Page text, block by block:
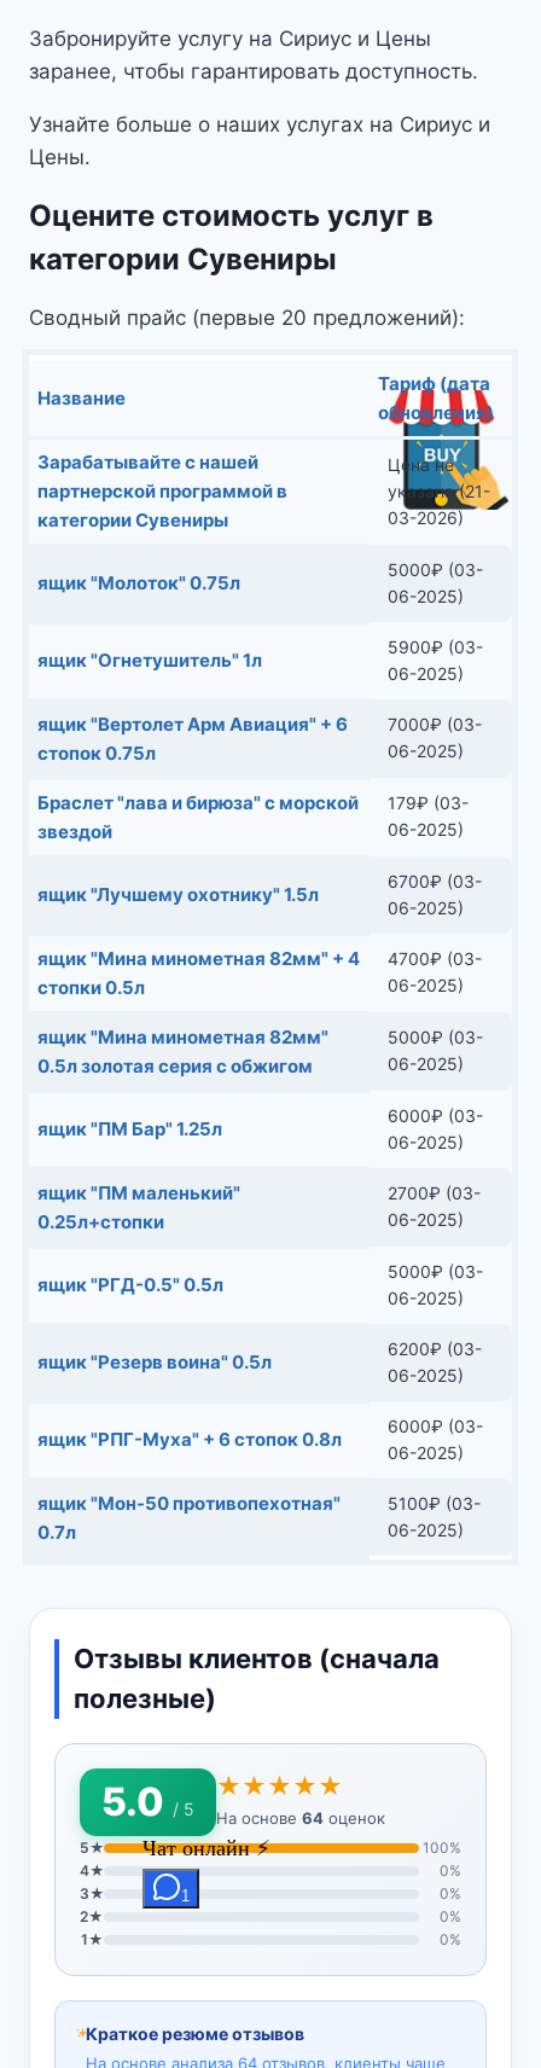
Забронируйте услугу на Сириус и Цены
заранее, чтобы гарантировать доступность.
Узнайте больше о наших услугах на Сириус и
Цены.
Оцените стоимость услуг в
категории Сувениры
Сводный прайс (первые 20 предложений):
Название
Тариф (дата
обновления)
Зарабатывайте с нашей
партнерской программой в
категории Сувениры
Цена не
указана (21-
03-2026)
ящик "Молоток" 0.75л
5000₽ (03-
06-2025)
ящик "Огнетушитель" 1л
5900₽ (03-
06-2025)
ящик "Вертолет Арм Авиация" + 6
стопок 0.75л
7000₽ (03-
06-2025)
Браслет "лава и бирюза" с морской
звездой
179₽ (03-
06-2025)
ящик "Лучшему охотнику" 1.5л
6700₽ (03-
06-2025)
ящик "Мина минометная 82мм" + 4
стопки 0.5л
4700₽ (03-
06-2025)
ящик "Мина минометная 82мм"
0.5л золотая серия с обжигом
5000₽ (03-
06-2025)
ящик "ПМ Бар" 1.25л
6000₽ (03-
06-2025)
ящик "ПМ маленький"
0.25л+стопки
2700₽ (03-
06-2025)
ящик "РГД-0.5" 0.5л
5000₽ (03-
06-2025)
ящик "Резерв воина" 0.5л
6200₽ (03-
06-2025)
ящик "РПГ-Муха" + 6 стопок 0.8л
6000₽ (03-
06-2025)
ящик "Мон-50 противопехотная"
0.7л
5100₽ (03-
06-2025)
Отзывы клиентов (сначала
полезные)
5.0 / 5
★★★★★
На основе 64 оценок
5★
100%
4★
0%
3★
0%
2★
0%
1★
0%
Краткое резюме отзывов
На основе анализа 64 отзывов, клиенты чаще